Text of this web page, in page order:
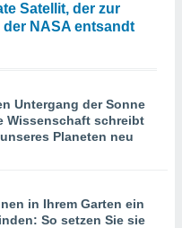
Satellit, der zur
NASA entsandt
Untergang der Sonne
Wissenschaft schreibt
Planeten neu
in Ihrem Garten ein
So setzen Sie sie